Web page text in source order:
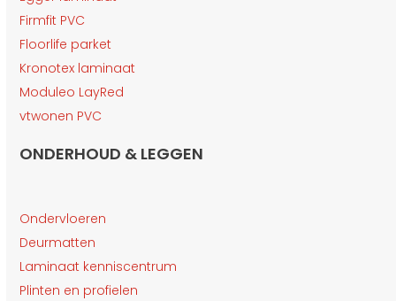
Firmfit PVC
Floorlife parket
Kronotex laminaat
Moduleo LayRed
vtwonen PVC
ONDERHOUD & LEGGEN
Ondervloeren
Deurmatten
Laminaat kenniscentrum
Plinten en profielen